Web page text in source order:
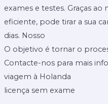
exames e testes. Graças
eficiente, pode tirar a sua
dias. Nosso
O objetivo é tornar o
Contacte-nos para mais
viagem à Holanda
licença sem exame